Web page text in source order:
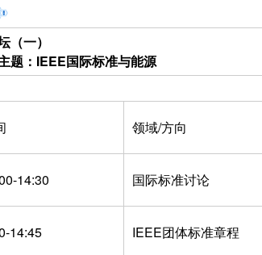
（一）
题：IEEE国际标准与能源
领域/方向
14:30 国际标准讨论
14:45 IEEE团体标准章程